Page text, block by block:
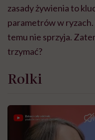
zasady żywienia to
parametrów w
temu nie sprzyja.
trzymać?
Rolki